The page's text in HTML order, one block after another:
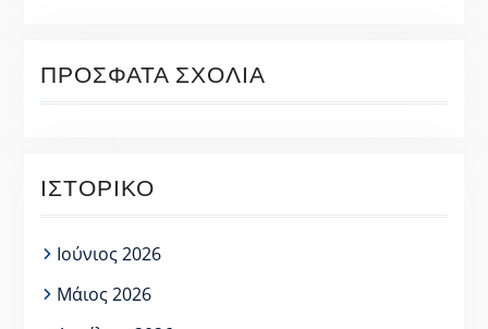
ΠΡΌΣΦΑΤΑ ΣΧΌΛΙΑ
ΙΣΤΟΡΙΚΌ
Ιούνιος 2026
Μάιος 2026